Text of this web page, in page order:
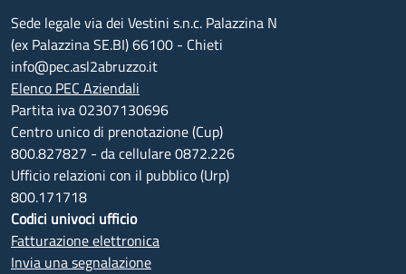
Sede legale via dei Vestini s.n.c. Palazzina N
(ex Palazzina SE.BI) 66100 - Chieti
info@pec.asl2abruzzo.it
Elenco PEC Aziendali
Partita iva 02307130696
Centro unico di prenotazione (Cup)
800.827827 - da cellulare 0872.226
Ufficio relazioni con il pubblico (Urp)
800.171718
Codici univoci ufficio
Fatturazione elettronica
Invia una segnalazione